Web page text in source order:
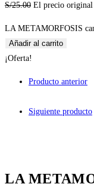
S/25.00 El precio original
LA METAMORFOSIS
Añadir al carrito
¡Oferta!
Producto anterior
Siguiente producto
LA